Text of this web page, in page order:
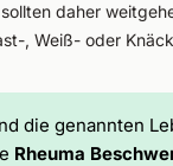
daher
, Weiß- oder
die genannten
Rheuma